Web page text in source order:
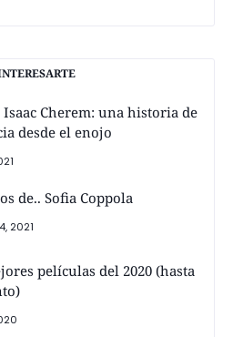
Isaac Cherem: una historia de
desde el enojo
de.. Sofia Coppola
2021
películas del 2020 (hasta